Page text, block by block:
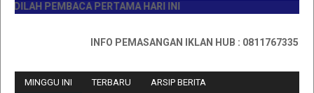
PEMBACA PERTAMA HARI INI
INFO PEMASANGAN IKLAN HUB : 0811767335
MINGGU INI TERBARU ARSIP BERITA